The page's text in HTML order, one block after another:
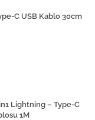
C USB Kablo 30cm
Lightning – Type-C
1M